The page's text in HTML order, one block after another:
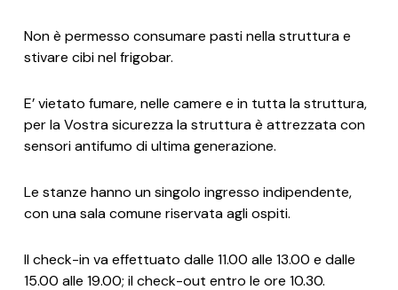
Non è permesso consumare pasti nella struttura e
stivare cibi nel frigobar.
E’ vietato fumare, nelle camere e in tutta la struttura,
per la Vostra sicurezza la struttura è attrezzata con
sensori antifumo di ultima generazione.
Le stanze hanno un singolo ingresso indipendente,
con una sala comune riservata agli ospiti.
Il check-in va effettuato dalle 11.00 alle 13.00 e dalle
15.00 alle 19.00; il check-out entro le ore 10.30.